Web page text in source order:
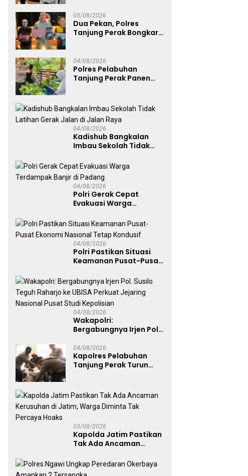
Siswa Sekolah Rakyat
05/08/2026
Dua Pekan, Polres
Tanjung Perak Bongkar
Ekstasi
04/08/2026
Polres Pelabuhan
Tanjung Perak Panen
Ketahanan Pangan
Nasional
04/08/2026
Kadishub Bangkalan
Imbau Sekolah Tidak
Jalan Raya
04/08/2026
Polri Gerak Cepat
Evakuasi Warga
Padang
04/08/2026
Polri Pastikan Situasi
Keamanan Pusat-Pusat
Kondusif
04/08/2026
Wakapolri:
Bergabungnya Irjen Pol.
UBISA Perkuat Jejaring
Nasional Pusat Studi
Kepolisian
04/08/2026
Kapolres Pelabuhan
Tanjung Perak Turun
Kebakaran KM Mutiara
Sentosa 2 Berjalan
Maksimal
03/08/2026
Kapolda Jatim Pastikan
Tak Ada Ancaman
Warga Diminta Tak
Percaya Hoaks